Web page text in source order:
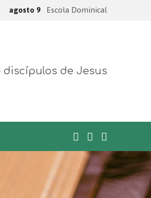
agosto 9 Escola Dominical
discípulos de Jesus